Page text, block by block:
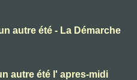
autre été - La Démarche
autre été l' apres-midi